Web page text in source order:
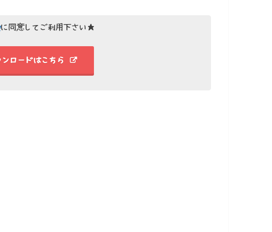
に同意してご利用下さい★
ンロードはこちら